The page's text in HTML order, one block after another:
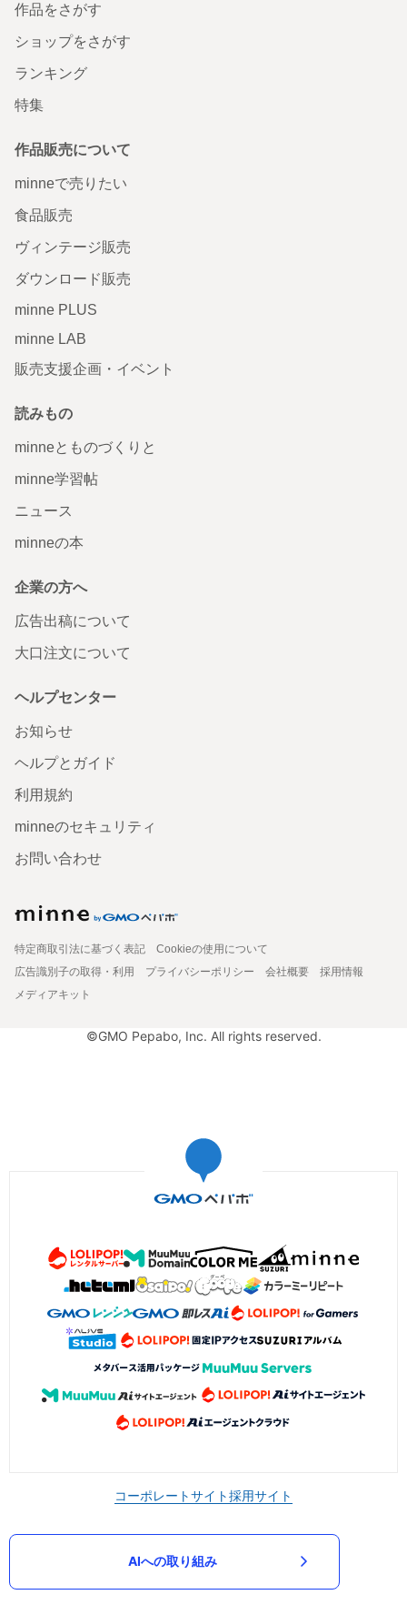
作品をさがす
ショップをさがす
ランキング
特集
作品販売について
minneで売りたい
食品販売
ヴィンテージ販売
ダウンロード販売
minne PLUS
minne LAB
販売支援企画・イベント
読みもの
minneとものづくりと
minne学習帖
ニュース
minneの本
企業の方へ
広告出稿について
大口注文について
ヘルプセンター
お知らせ
ヘルプとガイド
利用規約
minneのセキュリティ
お問い合わせ
特定商取引法に基づく表記
Cookieの使用について
広告識別子の取得・利用
プライバシーポリシー 会社概要
採用情報
メディアキット
©GMO Pepabo, Inc. All rights reserved.
コーポレートサイト採用サイト
AIへの取り組み